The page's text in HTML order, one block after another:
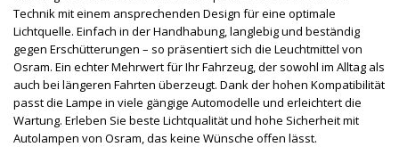
Technik mit einem ansprechenden Design für eine optimale
Lichtquelle. Einfach in der Handhabung, langlebig und beständig
gegen Erschütterungen – so präsentiert sich die Leuchtmittel von
Osram. Ein echter Mehrwert für Ihr Fahrzeug, der sowohl im Alltag als
auch bei längeren Fahrten überzeugt. Dank der hohen Kompatibilität
passt die Lampe in viele gängige Automodelle und erleichtert die
Wartung. Erleben Sie beste Lichtqualität und hohe Sicherheit mit
Autolampen von Osram, das keine Wünsche offen lässt.